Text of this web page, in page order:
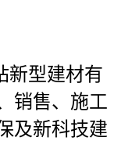
新型建材有
销售、施工
及新科技建